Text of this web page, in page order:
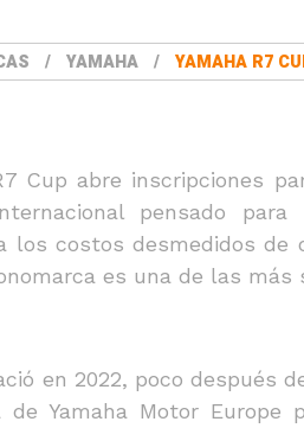
YAMAHA YAMAHA R7
Cup abre inscripciones
pensado
los costos desmedidos de
es una de las
en 2022, poco después
de Yamaha Motor